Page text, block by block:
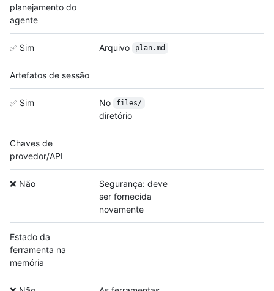
planejamento do
agente
✅ Sim Arquivo plan.md
Artefatos de sessão
✅ Sim No files/
diretório
Chaves de
provedor/API
❌ Não
Segurança: deve
ser fornecida
novamente
Estado da
ferramenta na
memória